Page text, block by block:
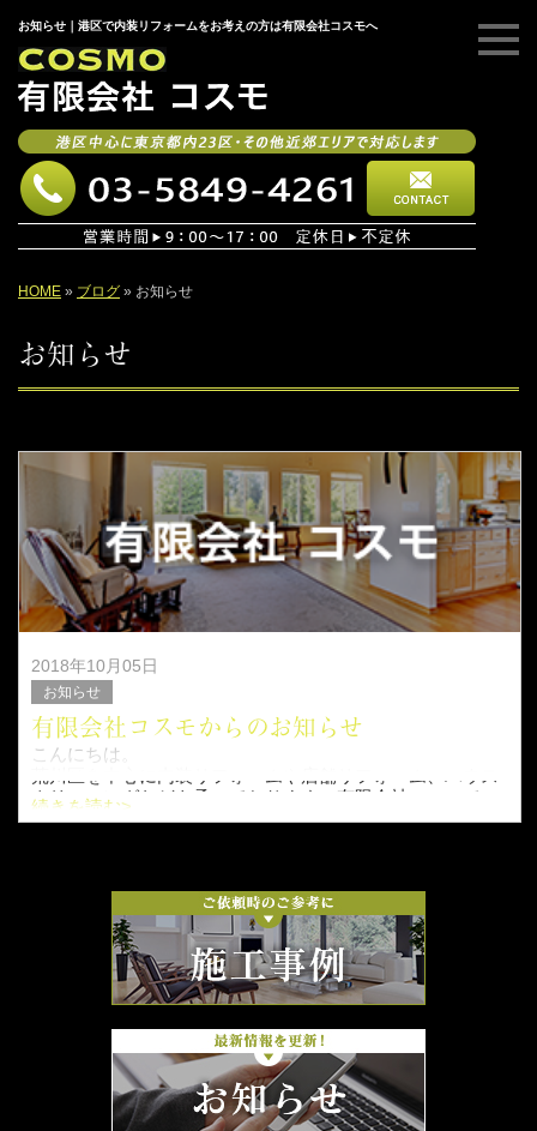
お知らせ｜港区で内装リフォームをお考えの方は有限会社コスモへ
HOME » ブログ » お知らせ
お知らせ
2018年10月05日
お知らせ
有限会社コスモからのお知らせ
こんにちは。
クリーニングなどを承っております、有限会社コスモで
す。
続きを読む>